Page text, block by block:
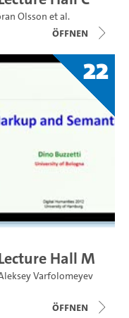
Olsson et al.
Öffnen
22
Hall M
Varfolomeyev
Öffnen